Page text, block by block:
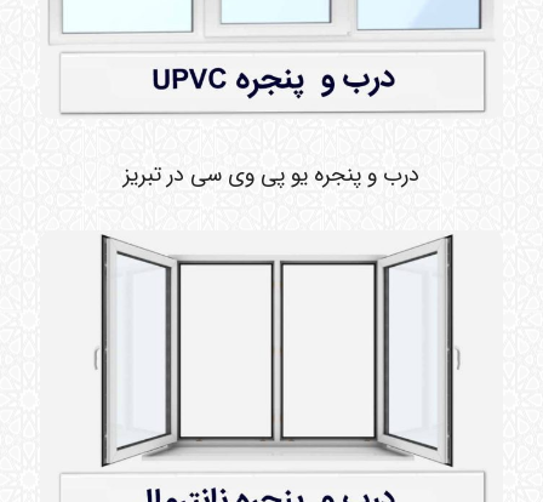
درب و پنجره یو پی وی سی در تبریز